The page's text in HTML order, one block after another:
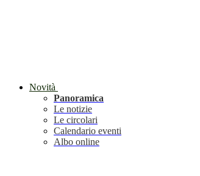
Novità
Panoramica
Le notizie
Le circolari
Calendario eventi
Albo online